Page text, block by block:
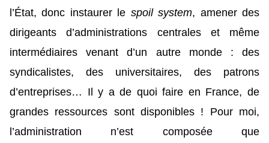
l’État, donc instaurer le spoil system, amener des
dirigeants d’administrations centrales et même
intermédiaires venant d’un autre monde : des
syndicalistes, des universitaires, des patrons
d’entreprises… Il y a de quoi faire en France, de
grandes ressources sont disponibles ! Pour moi,
l’administration n’est composée que